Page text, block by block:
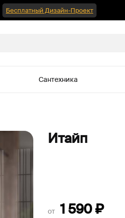
Бесплатный Дизайн-Проект
Сантехника
Итайп
от 1 590₽